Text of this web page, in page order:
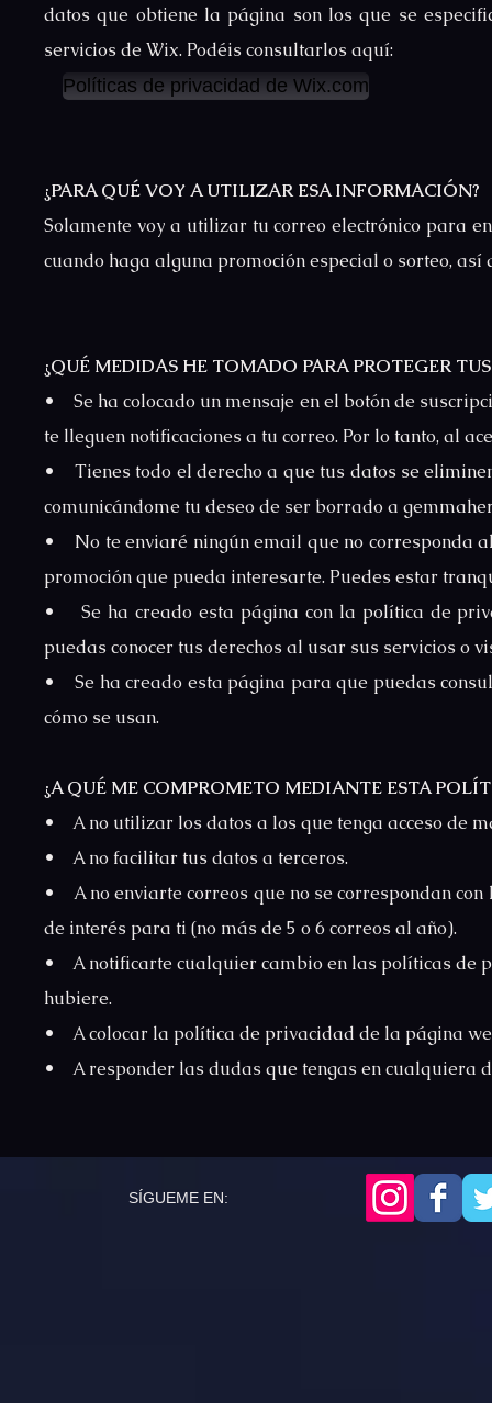
datos que obtiene la página son los que se
servicios de Wix. Podéis consultarlos aquí:
¿PARA QUÉ VOY A UTILIZAR ESA INFORMACIÓN?
Solamente voy a utilizar tu correo electrónico para
cuando haga alguna promoción especial o sorteo,
¿QUÉ MEDIDAS HE TOMADO PARA PROTEGER
• Se ha colocado un mensaje en el botón de
te lleguen notificaciones a tu correo. Por lo tanto, al
• Tienes todo el derecho a que tus datos se
comunicándome tu deseo de ser borrado a
• No te enviaré ningún email que no corresponda
promoción que pueda interesarte. Puedes estar
• Se ha creado esta página con la política de
puedas conocer tus derechos al usar sus servicios o
• Se ha creado esta página para que puedas
cómo se usan.
¿A QUÉ ME COMPROMETO MEDIANTE ESTA
• A no utilizar los datos a los que tenga acceso de
• A no facilitar tus datos a terceros.
• A no enviarte correos que no se correspondan
de interés para ti (no más de 5 o 6 correos al año).
• A notificarte cualquier cambio en las políticas de
hubiere.
• A colocar la política de privacidad de la página
• A responder las dudas que tengas en cualquiera
Políticas de privacidad de Wix.com
SÍGUEME EN: